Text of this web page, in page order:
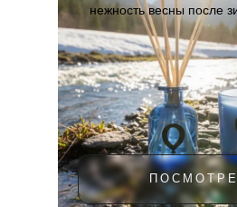
нежность весны после